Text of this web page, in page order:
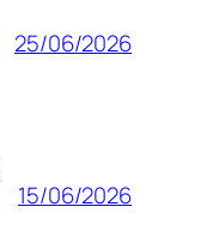
25/06/2026
15/06/2026